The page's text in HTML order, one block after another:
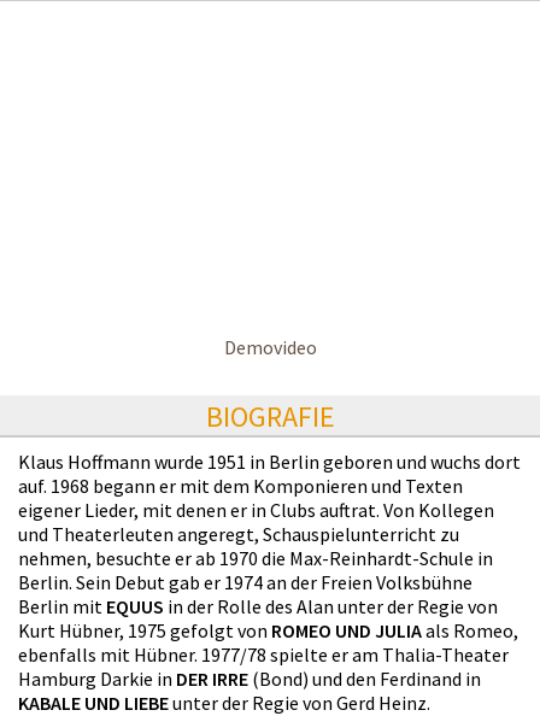
Demovideo
BIOGRAFIE
Klaus Hoffmann wurde 1951 in Berlin geboren und wuchs dort
auf. 1968 begann er mit dem Komponieren und Texten
eigener Lieder, mit denen er in Clubs auftrat. Von Kollegen
und Theaterleuten angeregt, Schauspielunterricht zu
nehmen, besuchte er ab 1970 die Max-Reinhardt-Schule in
Berlin. Sein Debut gab er 1974 an der Freien Volksbühne
Berlin mit EQUUS in der Rolle des Alan unter der Regie von
Kurt Hübner, 1975 gefolgt von ROMEO UND JULIAals Romeo,
ebenfalls mit Hübner. 1977/78 spielte er am Thalia-Theater
Hamburg Darkie in DER IRRE (Bond) und den Ferdinand in
KABALE UND LIEBEunter der Regie von Gerd Heinz.